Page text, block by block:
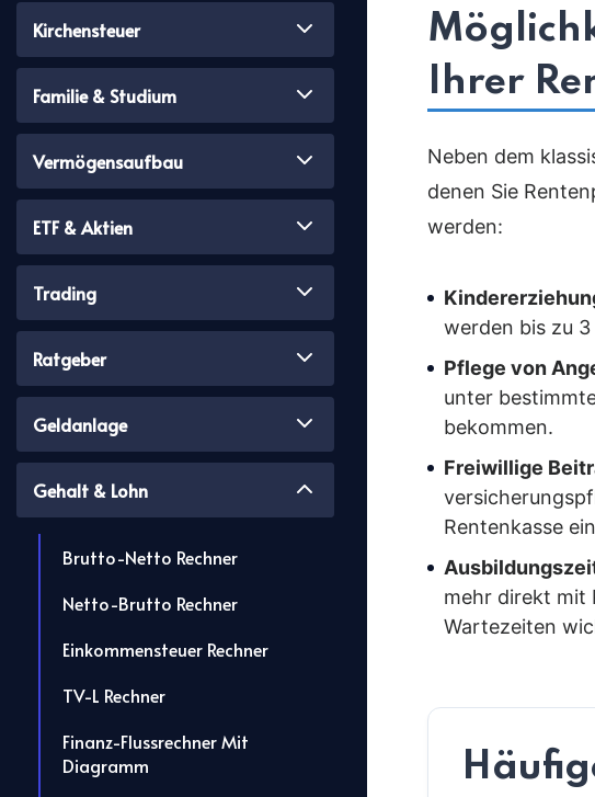
Kirchensteuer
Familie & Studium
Vermögensaufbau
ETF & Aktien
Trading
Ratgeber
Geldanlage
Gehalt & Lohn
Brutto-Netto Rechner
Netto-Brutto Rechner
Einkommensteuer Rechner
TV-L Rechner
Finanz-Flussrechner Mit
Diagramm
Ihrer
Neben dem
denen Sie
werden:
werden bis zu
Pflege von
unter
bekommen.
Freiwillige
Rentenkasse
mehr direkt mit
Wartezeiten